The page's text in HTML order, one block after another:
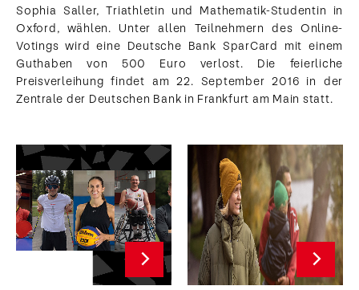
Sophia Saller, Triathletin und Mathematik-Studentin in
Oxford, wählen. Unter allen Teilnehmern des Online-
Votings wird eine Deutsche Bank SparCard mit einem
Guthaben von 500 Euro verlost. Die feierliche
Preisverleihung findet am 22. September 2016 in der
Zentrale der Deutschen Bank in Frankfurt am Main statt.